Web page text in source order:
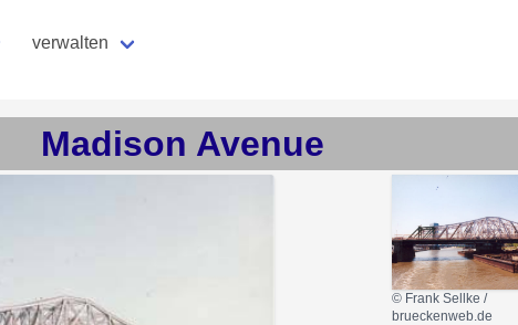
verwalten
Madison Avenue
© Frank Sellke /
brueckenweb.de